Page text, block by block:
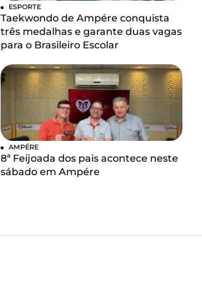
ESPORTE
Taekwondo de Ampére conquista
três medalhas e garante duas vagas
para o Brasileiro Escolar
AMPÉRE
8ª Feijoada dos pais acontece neste
sábado em Ampére